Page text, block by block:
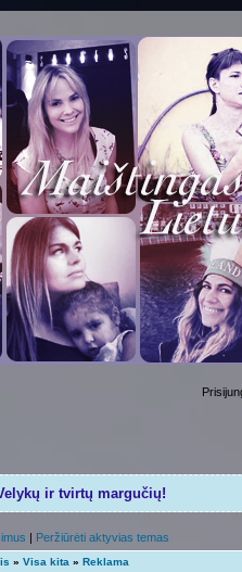
ir tvirtų margučių!
| Peržiūrėti aktyvias temas
» Visa kita » Reklama